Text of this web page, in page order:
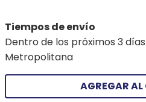
Tiempos de envío
Dentro de los próximos 3
Metropolitana
AGREGAR